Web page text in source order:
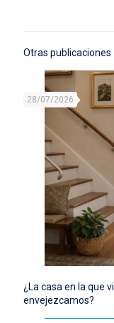
Otras publicaciones
28/07/2026
¿La casa en la que
envejezcamos?